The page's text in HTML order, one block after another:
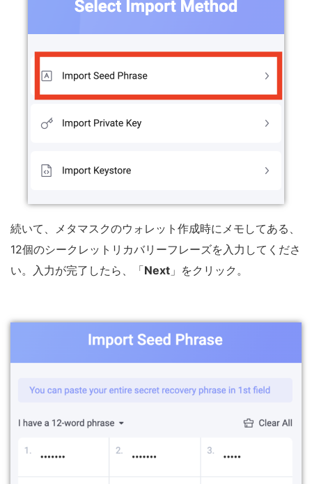
続いて、メタマスクのウォレット作成時にメモしてある、
12個のシークレットリカバリーフレーズを入力してくださ
い。入力が完了したら、「Next 」をクリック。